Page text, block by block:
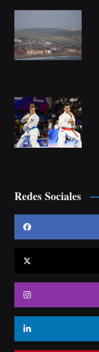
Redes Sociales